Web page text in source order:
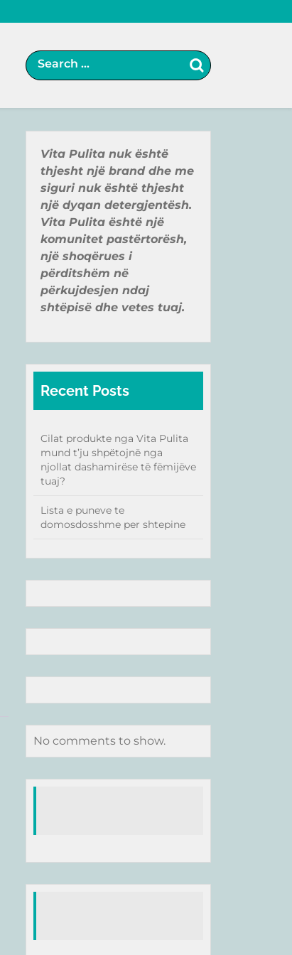
Vita Pulita nuk është
thjesht një brand dhe me
siguri nuk është thjesht
një dyqan detergjentësh.
Vita Pulita është një
komunitet pastërtorësh,
një shoqërues i
përditshëm në
përkujdesjen ndaj
shtëpisë dhe vetes tuaj.
Recent Posts
Cilat produkte nga Vita Pulita
mund t’ju shpëtojnë nga
njollat dashamirëse të fëmijëve
tuaj?
Lista e puneve te
domosdosshme per shtepine
No comments to show.